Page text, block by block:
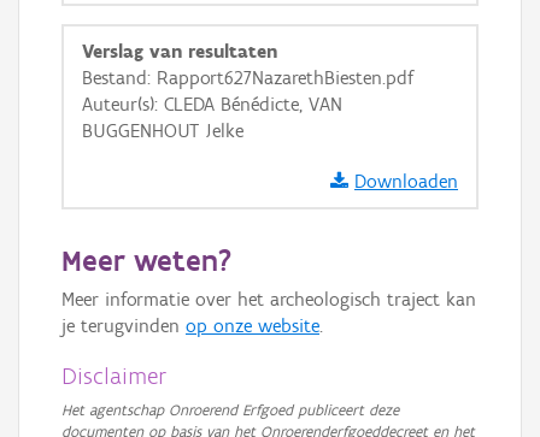
Verslag van resultaten
Bestand: Rapport627NazarethBiesten.pdf
Auteur(s): CLEDA Bénédicte, VAN
BUGGENHOUT Jelke
Downloaden
Meer weten?
Meer informatie over het archeologisch traject kan
je terugvinden op onze website.
Disclaimer
Het agentschap Onroerend Erfgoed publiceert deze
documenten op basis van het Onroerenderfgoeddecreet en het